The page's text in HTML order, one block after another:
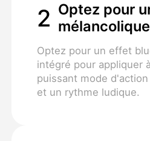
2 Optez pour
Optez pour un effet
intégré pour appliquer
puissant mode
et un rythme ludique.